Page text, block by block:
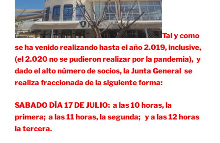
Tal y como
se ha venido realizando hasta el año 2.019, inclusive,
(el 2.020 no se pudieron realizar por la pandemia), y
dado el alto número de socios, la Junta General se
realiza fraccionada de la siguiente forma:
SABADO DÍA 17 DE JULIO: a las 10 horas, la
primera; a las 11 horas, la segunda; y a las 12 horas
la tercera.